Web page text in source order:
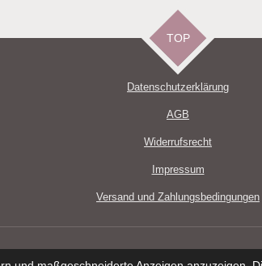
TOP
Datenschutzerklärung
AGB
Widerrufsrecht
Impressum
Versand und Zahlungsbedingungen